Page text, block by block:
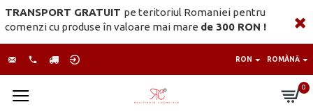
TRANSPORT GRATUIT pe teritoriul Romaniei pentru
comenzi cu produse în valoare mai mare de 300 RON !
RON ROMÂNĂ
0